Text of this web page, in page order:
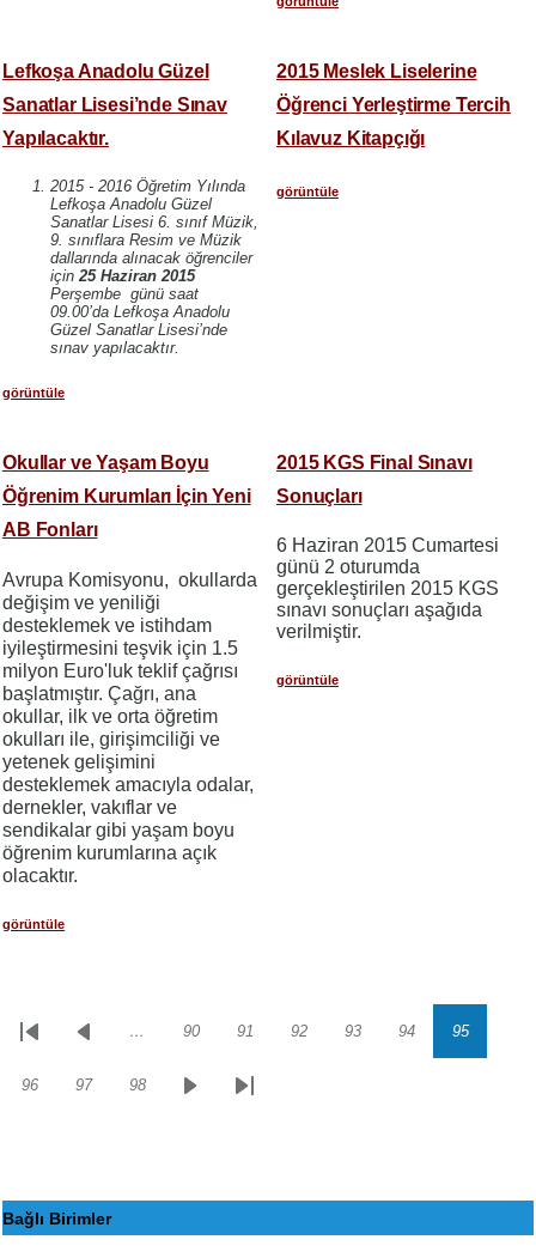
Lefkoşa Anadolu Güzel
Sanatlar Lisesi’nde Sınav
Yapılacaktır.
2015 - 2016 Öğretim Yılında
Lefkoşa Anadolu Güzel
Sanatlar Lisesi 6. sınıf Müzik,
9. sınıflara Resim ve Müzik
dallarında alınacak öğrenciler
için 25 Haziran 2015
Perşembe günü saat
09.00’da Lefkoşa Anadolu
Güzel Sanatlar Lisesi’nde
sınav yapılacaktır.
görüntüle
2015 Meslek Liselerine
Öğrenci Yerleştirme Tercih
Kılavuz Kitapçığı
görüntüle
Okullar ve Yaşam Boyu
Öğrenim Kurumları İçin Yeni
AB Fonları
Avrupa Komisyonu, okullarda
değişim ve yeniliği
desteklemek ve istihdam
iyileştirmesini teşvik için 1.5
milyon Euro'luk teklif çağrısı
başlatmıştır. Çağrı, ana
okullar, ilk ve orta öğretim
okulları ile, girişimciliği ve
yetenek gelişimini
desteklemek amacıyla odalar,
dernekler, vakıflar ve
sendikalar gibi yaşam boyu
öğrenim kurumlarına açık
olacaktır.
görüntüle
2015 KGS Final Sınavı
Sonuçları
6 Haziran 2015 Cumartesi
günü 2 oturumda
gerçekleştirilen 2015 KGS
sınavı sonuçları aşağıda
verilmiştir.
görüntüle
Sayfalama
İlk
Önceki… Sayfa
90 Sayfa
91 Sayfa
92 Sayfa
93 Sayfa
94 Sayfa
95
Sayfa
96 Sayfa
97 Sayfa
98
SonrakiSon
Bağlı Birimler